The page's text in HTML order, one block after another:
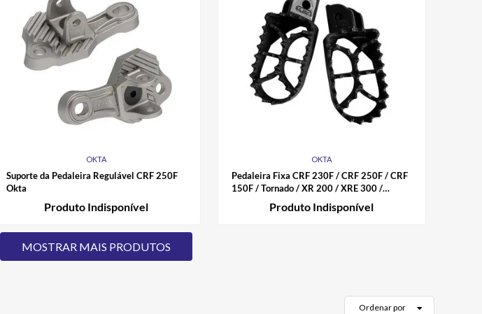
OKTA
Suporte da Pedaleira Regulável CRF 250F
Okta
Produto Indisponível
OKTA
Pedaleira Fixa CRF 230F / CRF 250F / CRF
150F / Tornado / XR 200 / XRE 300 /
Lander / DT 200 / Falcon Okta
Produto Indisponível
Ordenar por